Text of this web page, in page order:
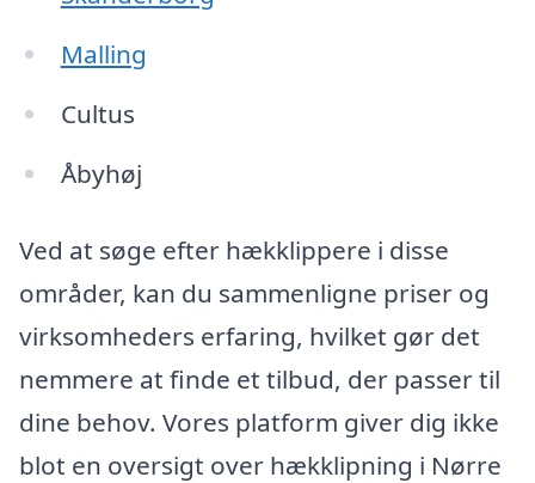
Malling
Cultus
Åbyhøj
Ved at søge efter hækklippere i disse
områder, kan du sammenligne priser og
virksomheders erfaring, hvilket gør det
nemmere at finde et tilbud, der passer til
dine behov. Vores platform giver dig ikke
blot en oversigt over hækklipning i Nørre